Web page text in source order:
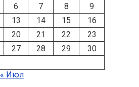
6 7 8
9
13 14 15
16
20 21 22
23
27 28 29
30
« Июл